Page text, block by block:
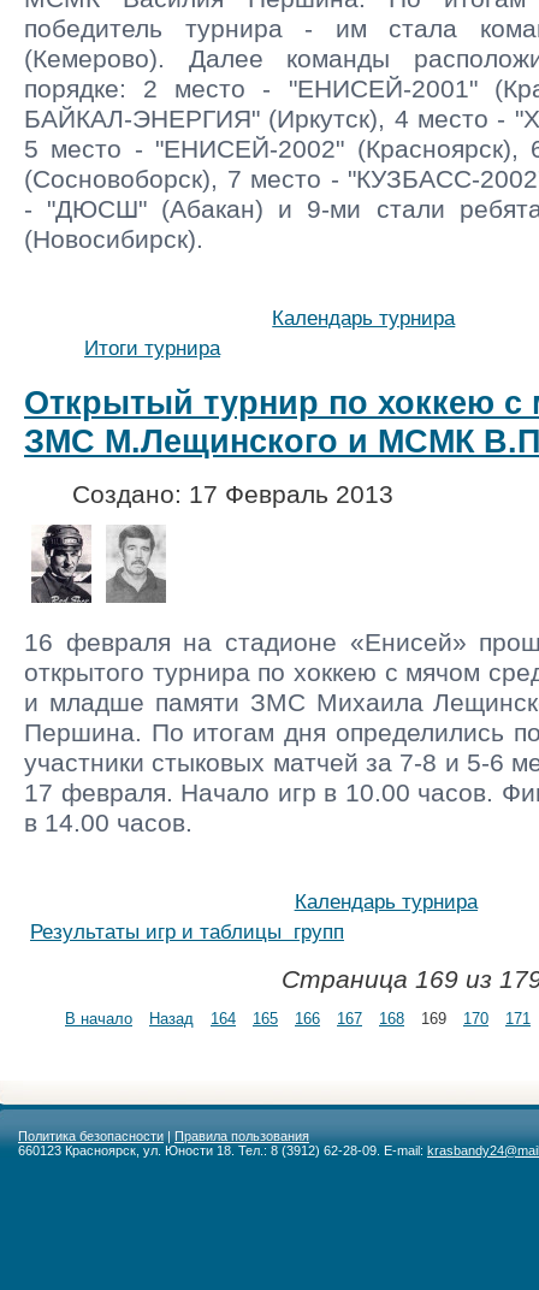
победитель турнира - им стала
(Кемерово). Далее команды
порядке: 2 место - "ЕНИСЕЙ-2001"
БАЙКАЛ-ЭНЕРГИЯ" (Иркутск), 4 место -
5 место - "ЕНИСЕЙ-2002"
(Сосновоборск), 7 место - "КУЗБАСС-
- "ДЮСШ" (Абакан) и 9-ми стали
Календарь турнира
Итоги турнира
Открытый турнир по хоккею с
ЗМС М.Лещинского и МСМК
Создано: 17 Февраль 2013
16 февраля на стадионе «Енисей»
открытого турнира по хоккею с мячом
и младше памяти ЗМС Михаила
Першина. По итогам дня определились
участники стыковых матчей за 7-8 и 5-6
17 февраля. Начало игр в 10.00 часов.
в 14.00
Календарь турнира
Результаты игр и таблицы групп
Страница 169 из
В начало Назад 164 165 166 167 168 169 170 171
Политика безопасности|Правила пользования
660123 Красноярск, ул. Юности 18. Тел.: 8 (3912) 62-28-09. E-mail: